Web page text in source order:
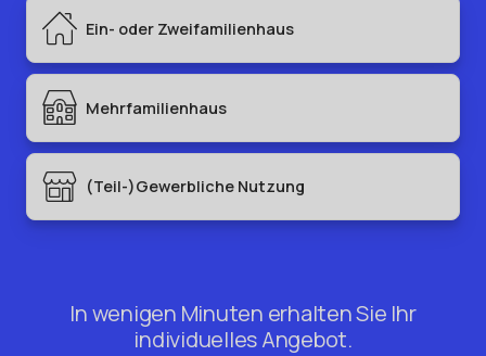
In wenigen Minuten erhalten Sie Ihr
individuelles Angebot.